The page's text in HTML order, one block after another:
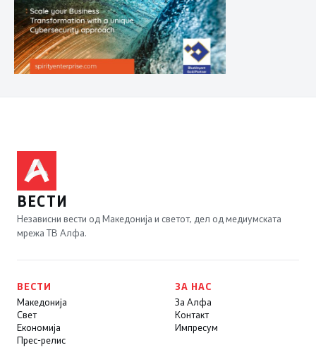
ВЕСТИ
Независни вести од Македонија и светот, дел од медиумската
мрежа ТВ Алфа.
ВЕСТИ
Македонија
Свет
Економија
Прес-релис
ЗА НАС
За Алфа
Контакт
Импресум